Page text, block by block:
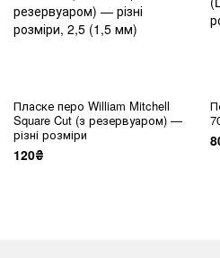
Пласке перо William Mitchell
Square Cut (з резервуаром) —
різні розміри
120₴